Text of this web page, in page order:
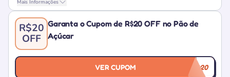
Mais Informações
R$20
OFF
Garanta o Cupom de R$20 OFF no Pão de
Açúcar
VER CUPOM INCRIVEL20